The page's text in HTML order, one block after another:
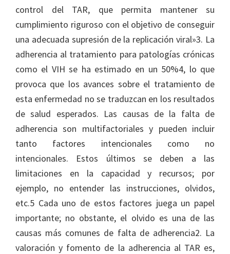
control del TAR, que permita mantener su
cumplimiento riguroso con el objetivo de conseguir
una adecuada supresión de la replicación viral»3. La
adherencia al tratamiento para patologías crónicas
como el VIH se ha estimado en un 50%4, lo que
provoca que los avances sobre el tratamiento de
esta enfermedad no se traduzcan en los resultados
de salud esperados. Las causas de la falta de
adherencia son multifactoriales y pueden incluir
tanto factores intencionales como no
intencionales. Estos últimos se deben a las
limitaciones en la capacidad y recursos; por
ejemplo, no entender las instrucciones, olvidos,
etc.5 Cada uno de estos factores juega un papel
importante; no obstante, el olvido es una de las
causas más comunes de falta de adherencia2. La
valoración y fomento de la adherencia al TAR es,